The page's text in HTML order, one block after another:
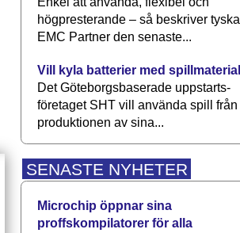
högpresterande – så beskriver tyska
EMC Partner den senaste...
Vill kyla batterier med spillmaterial
Det Göteborgsbaserade upp­starts­
företaget SHT vill använda spill från
produktionen av sina...
SENASTE NYHETER
Microchip öppnar sina
proffskompilatorer för alla